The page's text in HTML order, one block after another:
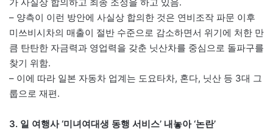
– 양측이 이런 방안에 사실상 합의한 것은 연비조작 파문 이후
미쓰비시차의 매출이 절반 수준으로 감소하면서 위기에 처한 만
큼 탄탄한 자금력과 영업력을 갖춘 닛산차를 중심으로 돌파구를
찾기 위함.
– 이에 따라 일본 자동차 업계는 도요타차, 혼다, 닛산 등 3대 그
룹으로 재편.
3. 일 여행사 ‘미녀여대생 동행 서비스’ 내놓아 ‘논란’